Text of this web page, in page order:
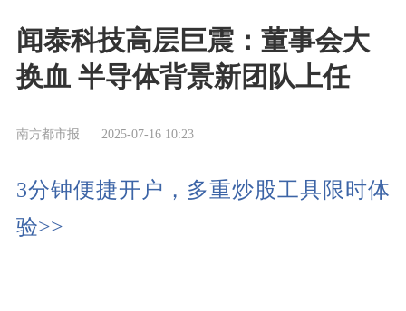
闻泰科技高层巨震：董事会大
换血 半导体背景新团队上任
南方都市报 2025-07-16 10:23
3分钟便捷开户，多重炒股工具限时体
验>>